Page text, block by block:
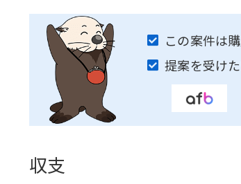
この案件は
提案を受け
収支